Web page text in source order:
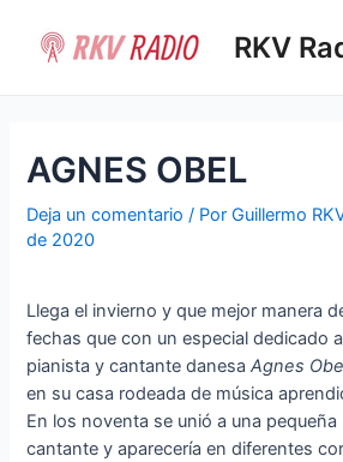
contenido
RKV
AGNES OBEL
Deja un comentario / PorGuillermo
de 2020
Llega el invierno y que mejor manera
fechas que con un especial dedicado
pianista y cantante danesaAgnes
en su casa rodeada de música
En los noventa se unió a una
cantante y aparecería en diferentes